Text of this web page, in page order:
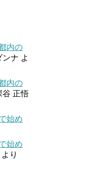
内の
ンナ よ
内の
谷 正悟
始め
始め
より